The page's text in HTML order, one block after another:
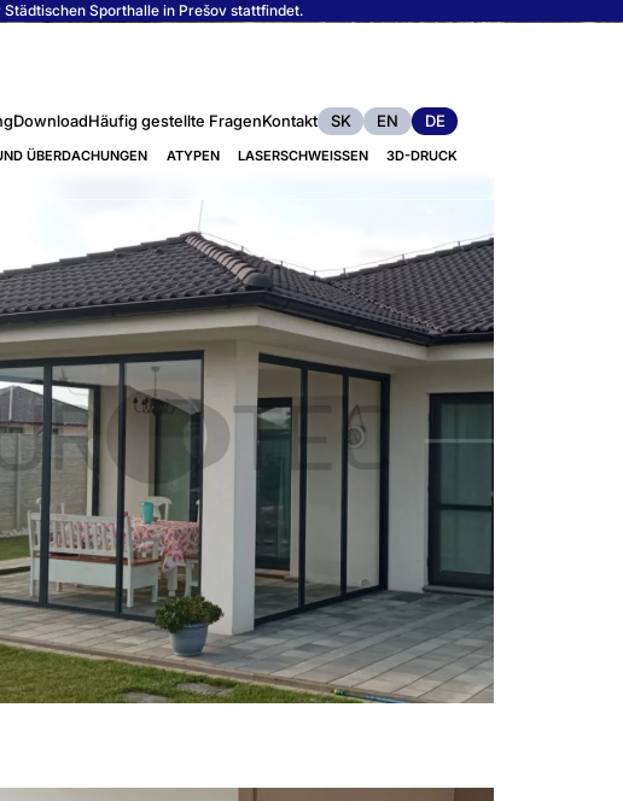
Sporthalle in Prešov stattfindet.
DownloadHäufig gestellte FragenKontakt SK EN DE
ÜBERDACHUNGEN ATYPEN LASERSCHWEISSEN 3D-DRUCK